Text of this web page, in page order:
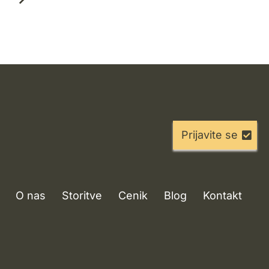
O nas Storitve Cenik Blog Kontakt
Prijavite se